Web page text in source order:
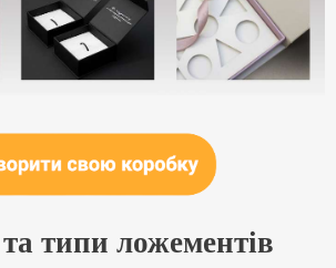
типи ложементів